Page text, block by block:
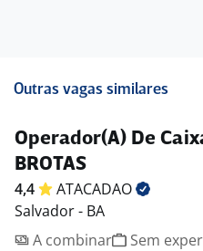
Outras vagas similares
Operador(A) De
BROTAS
4,4
ATACADAO
Salvador - BA
A combinar
Sem